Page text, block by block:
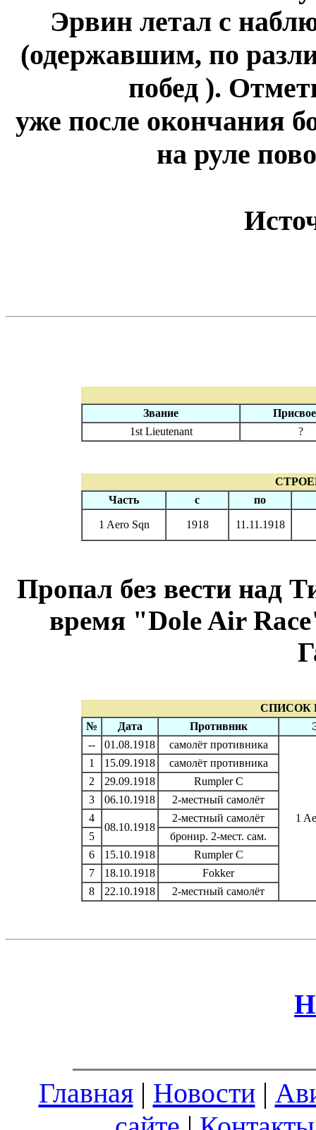
Эрвин летал с
(одержавшим, по
побед ).
уже после окончания
на руле
Звание
1st Lieutenant
?
Часть
с по
1 Aero Sqn 1918 11.11.1918
Пропал без вести над
время "Dole Air
СПИСОК
№
Дата Противник
--
01.08.1918 самолёт противника
1
1 15.09.1918
самолёт противника
2
29.09.1918
Rumpler C
3
06.10.1918
2-местный самолёт
4
08.10.1918
2-местный самолёт
5
бронир. 2-мест. сам.
6
15.10.1918
Rumpler C
7
18.10.1918
Fokker
8
22.10.1918 2-местный самолёт
Н
Главная| Новости|